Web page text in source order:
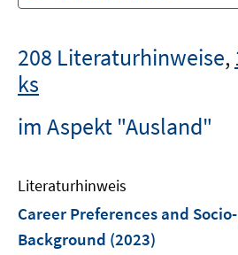
208 Literaturhinweise,
ks
im Aspekt "Ausland"
Literaturhinweis
Career Preferences and
Background (2023)